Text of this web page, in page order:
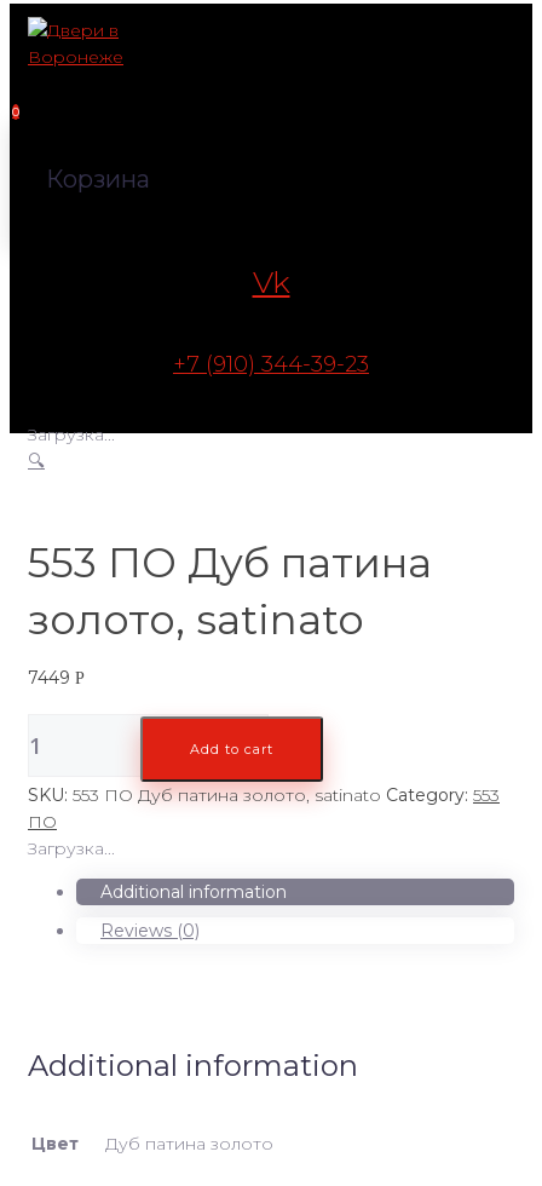
Перейти
контенту
0
Корзина
Vk
+7 (910) 344-39-23
Загрузка...
🔍
553 ПО Дуб патина
золото, satinato
7449 Р
ПО
патина
золото,
satinato
quantity
Add to cart
SKU: 553 ПО Дуб патина золото, satinato Category: 553
ПО
Загрузка...
Additional information
Reviews (0)
Additional information
Цвет Дуб патина золото